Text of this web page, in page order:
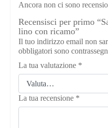
Ancora non ci sono
Recensisci per primo
lino con ricamo”
Il tuo indirizzo email non
obbligatori sono
La tua valutazione *
La tua recensione *